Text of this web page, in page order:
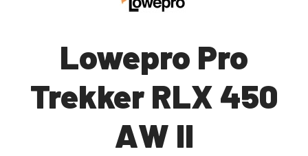
Lowepro Pro
Trekker RLX 450
AW II